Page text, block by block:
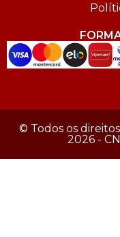
© Todos os
2026 -